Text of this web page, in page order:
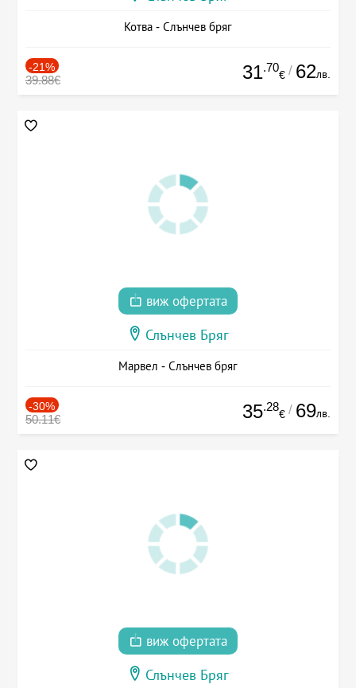
Котва - Слънчев бряг
-21%
39.88€ 31.70
€ / 62лв.
виж офертата
Слънчев Бряг
Марвел - Слънчев бряг
-30%
50.11€ 35.28
€ / 69лв.
виж офертата
Слънчев Бряг